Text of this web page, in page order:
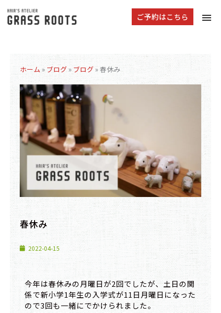
ご予約はこちら
ホーム » ブログ » ブログ »春休み
春休み
2022-04-15
今年は春休みの月曜日が2回でしたが、土日の関
係で新小学1年生の入学式が11日月曜日になった
ので3回も一緒にでかけられました。